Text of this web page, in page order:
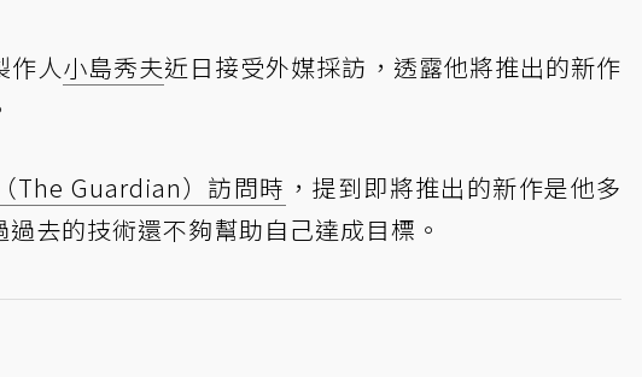
作人小島秀夫近日接受外媒採訪，透露他將推出的新作
The Guardian）訪問時 ，提到即將推出的新作是他多
去的技術還不夠幫助自己達成目標。